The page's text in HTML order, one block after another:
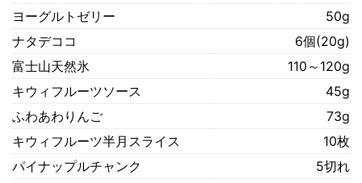
ヨーグルトゼリー
50g
ナタデココ
6個(20g)
富士山天然氷
110～120g
キウィフルーツソース
45g
ふわあわりんご
73g
キウィフルーツ半月スライス
10枚
パイナップルチャンク
5切れ